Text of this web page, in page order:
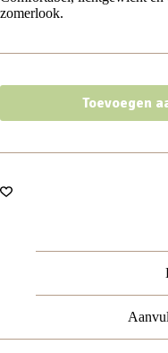
zomerlook.
Toevoegen